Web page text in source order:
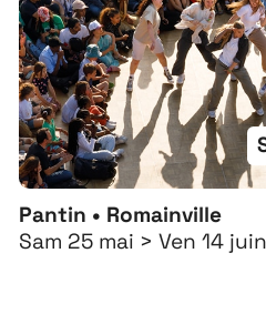
Pantin • Romainville
Sam 25 mai > Ven 14 juin